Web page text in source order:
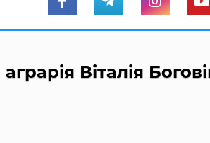
Віталія